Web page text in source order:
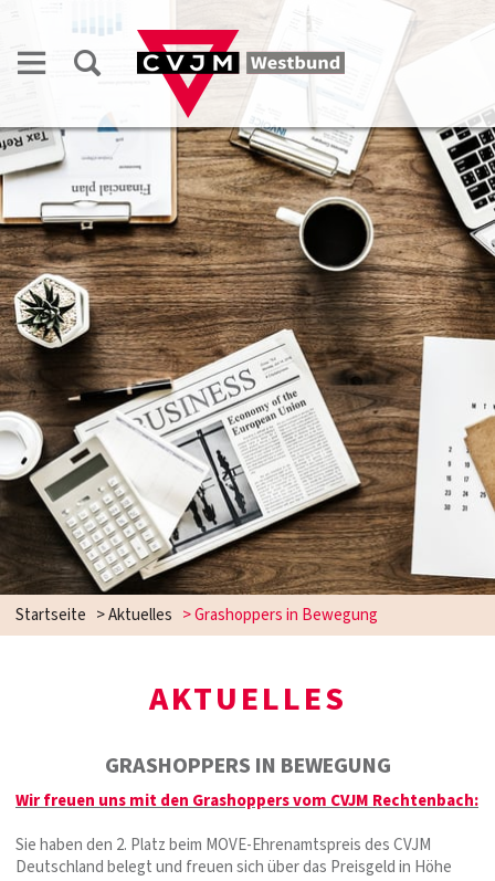
Startseite >Aktuelles >Grashoppers in Bewegung
AKTUELLES
GRASHOPPERS IN BEWEGUNG
Wir freuen uns mit den Grashoppers vom CVJM Rechtenbach:
Sie haben den 2. Platz beim MOVE-Ehrenamtspreis des CVJM
Deutschland belegt und freuen sich über das Preisgeld in Höhe